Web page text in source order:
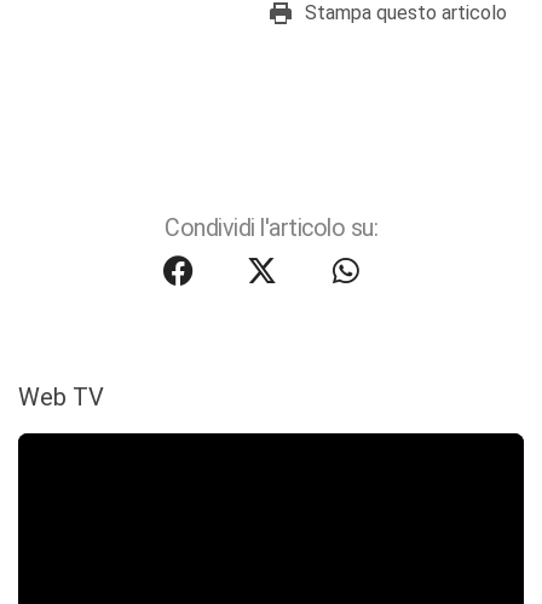
Stampa questo articolo
Condividi l'articolo su:
Web TV